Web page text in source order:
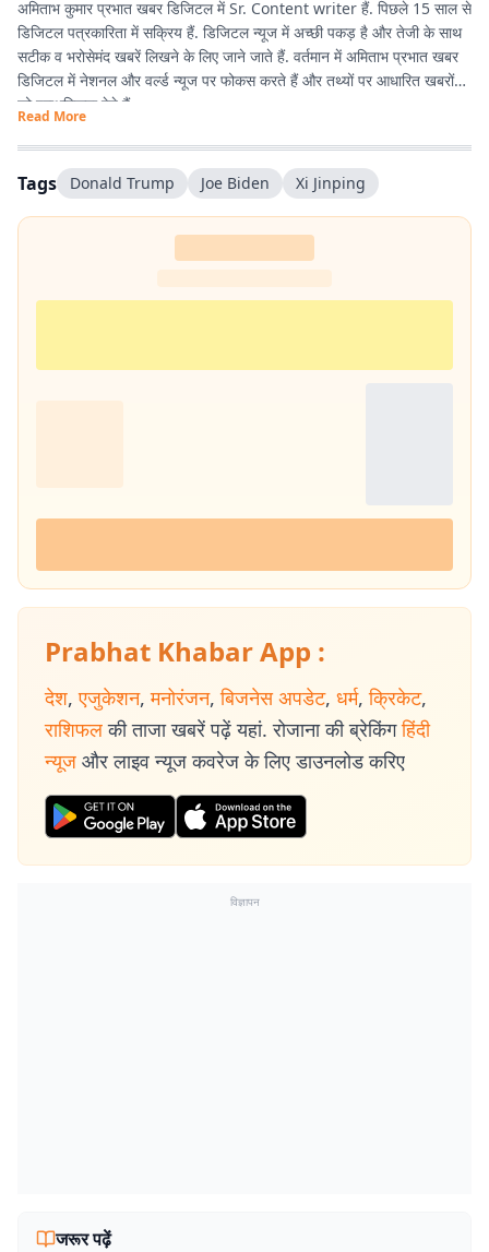
अमिताभ कुमार प्रभात खबर डिजिटल में Sr. Content writer हैं. पिछले 15 साल से
डिजिटल पत्रकारिता में सक्रिय हैं. डिजिटल न्यूज में अच्छी पकड़ है और तेजी के साथ
सटीक व भरोसेमंद खबरें लिखने के लिए जाने जाते हैं. वर्तमान में अमिताभ प्रभात खबर
डिजिटल में नेशनल और वर्ल्ड न्यूज पर फोकस करते हैं और तथ्यों पर आधारित खबरों
को प्राथमिकता देते हैं.
अमिताभ 1 अप्रैल 2011 से प्रभात खबर से जुड़े और शुरुआत से ही डिजिटल
पत्रकारिता में सक्रिय रहे. खबरों को आसान, रोचक और आम लोगों की भाषा में पेश
करना इनकी खासियत है. डिजिटल के साथ-साथ प्रिंट के लिए भी कई अहम रिपोर्ट कीं.
खासकर ‘पंचायतनामा’ के लिए गांवों में जाकर की गई ग्रामीण रिपोर्टिंग करियर का यादगार
प्रभात खबर से जुड़ने के बाद कई बड़े चुनाव कवर करने का अनुभव मिला. 2014,
और राजनीतिक हलचल को करीब से समझना रिपोर्टिंग की खास पहचान रही है. 📩
Read More
Tags Donald Trump Joe Biden Xi Jinping
Prabhat Khabar App :
देश, एजुकेशन, मनोरंजन, बिजनेस अपडेट, धर्म, क्रिकेट,
राशिफल की ताजा खबरें पढ़ें यहां. रोजाना की ब्रेकिंग हिंदी
न्यूज और लाइव न्यूज कवरेज के लिए डाउनलोड करिए
विज्ञापन
जरूर पढ़ें